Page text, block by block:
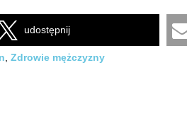
udostępnij
Zdrowie mężczyzny